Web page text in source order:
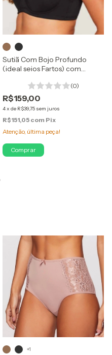
Sutiã Com Bojo Profundo
(ideal seios Fartos) com
(0)
R$159,00
4x de R$39,75 sem juros
R$151,05 com Pix
Atenção, última peça!
Comprar
+1